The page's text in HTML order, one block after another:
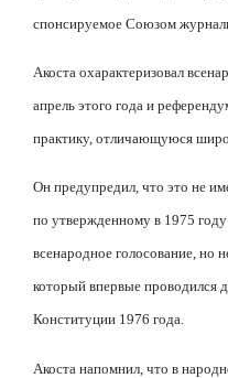
спонсируемое Союзом
Акоста охарактеризовал
апрель этого года и
практику, отличающуюся
Он предупредил, что это не
по утвержденному в 1975
всенародное голосование, но
который впервые проводился
Конституции 1976 года.
Акоста напомнил, что в